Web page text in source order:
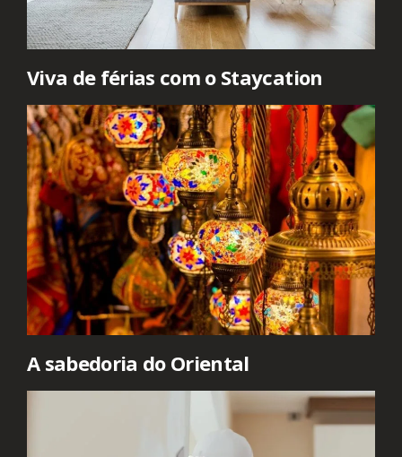
Viva de férias com o Staycation
A sabedoria do Oriental